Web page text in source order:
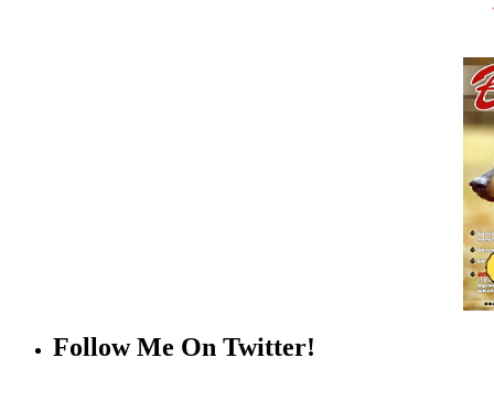
Follow Me On Twitter!